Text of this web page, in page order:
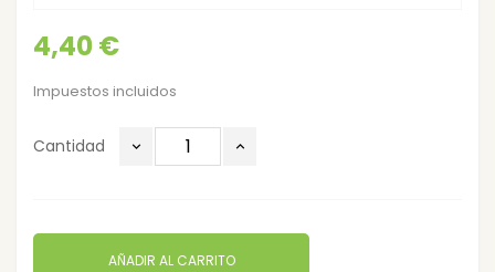
4,40 €
Impuestos incluidos
Cantidad
AÑADIR AL CARRITO